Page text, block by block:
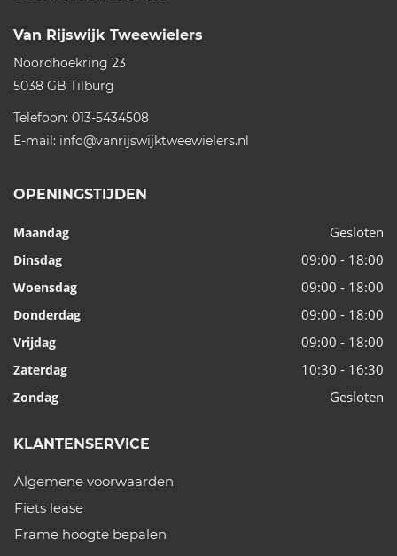
Van Rijswijk Tweewielers
Noordhoekring 23
5038 GB Tilburg
Telefoon: 013-5434508
E-mail: info@vanrijswijktweewielers.nl
OPENINGSTIJDEN
Maandag Gesloten
Dinsdag 09:00 - 18:00
Woensdag 09:00 - 18:00
Donderdag 09:00 - 18:00
Vrijdag 09:00 - 18:00
Zaterdag 10:30 - 16:30
Zondag Gesloten
KLANTENSERVICE
Algemene voorwaarden
Fiets lease
Frame hoogte bepalen